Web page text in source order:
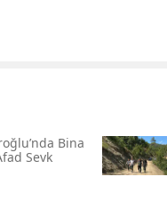
Bina
Sevk